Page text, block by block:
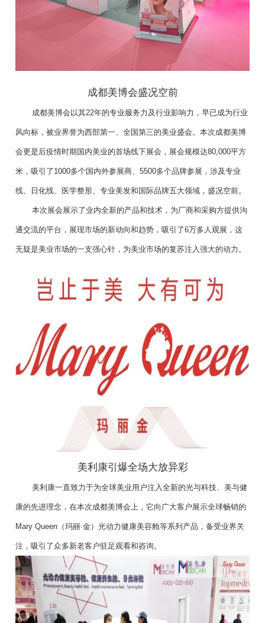
成都美博会盛况空前
成都美博会以其22年的专业服务力及行业影响力，早已成为行业
风向标，被业界誉为西部第一、全国第三的美业盛会。本次成都美博
会更是后疫情时期国内美业的首场线下展会，展会规模达80,000平方
米，吸引了1000多个国内外参展商、5500多个品牌参展，涉及专业
线、日化线、医学整形、专业美发和国际品牌五大领域，盛况空前。
本次展会展示了业内全新的产品和技术，为厂商和采购方提供沟
通交流的平台，展现市场的新动向和趋势，吸引了6万多人观展，这
无疑是美业市场的一支强心针，为美业市场的复苏注入强大的动力。
美利康引爆全场大放异彩
美利康一直致力于为全球美业用户注入全新的光与科技、美与健
康的先进理念，在本次成都美博会上，它向广大客户展示全球畅销的
Mary Queen（玛丽·金）光动力健康美容舱等系列产品，备受业界关
注，吸引了众多新老客户驻足观看和咨询。